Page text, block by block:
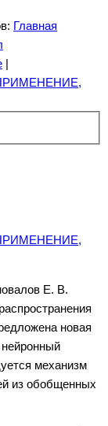
Главная
|
Е. В.
новая
механизм
из обобщенных